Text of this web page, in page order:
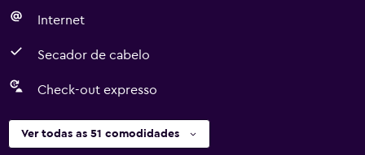
Internet
Secador de cabelo
Check-out expresso
Ver todas as 51 comodidades